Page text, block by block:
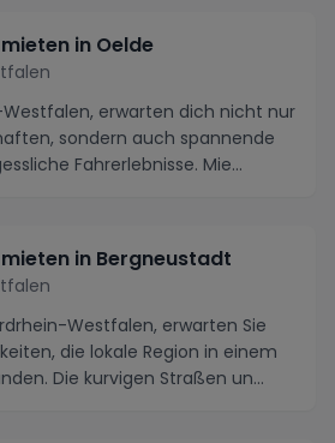
in Oelde
Westfalen, erwarten dich nicht nur
sondern auch spannende
Fahrerlebnisse. Mie...
in Bergneustadt
Westfalen, erwarten Sie
die lokale Region in einem
Die kurvigen Straßen un...